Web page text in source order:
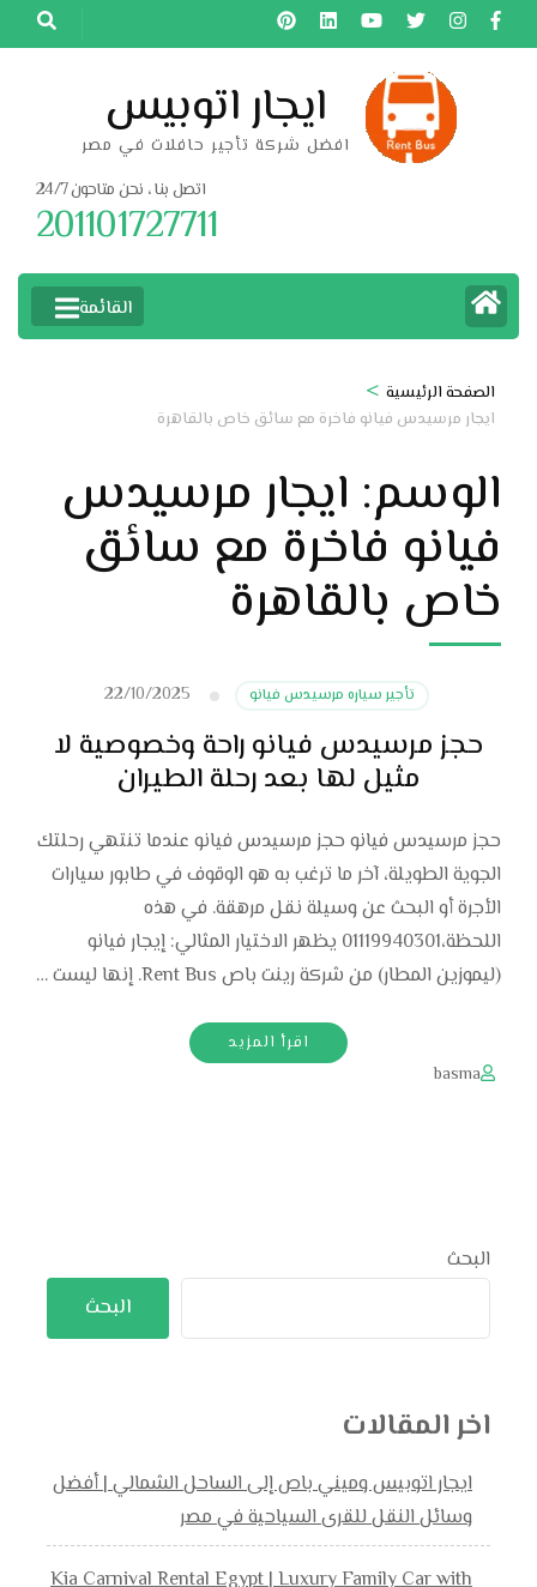
تخطى
إلى
ايجار اتوبيس
افضل شركة تأجير حافلات في مصر
اتصل بنا ، نحن متاحون 24/7
201101727711
القائمة
الصفحة الرئيسية >
ايجار مرسيدس فيانو فاخرة مع سائق خاص بالقاهرة
الوسم: ايجار مرسيدس
فيانو فاخرة مع سائق
خاص بالقاهرة
تأجير سياره مرسيدس فيانو 22/10/2025
حجز مرسيدس فيانو راحة وخصوصية لا
مثيل لها بعد رحلة الطيران
حجز مرسيدس فيانو حجز مرسيدس فيانو عندما تنتهي رحلتك
الجوية الطويلة، آخر ما ترغب به هو الوقوف في طابور سيارات
الأجرة أو البحث عن وسيلة نقل مرهقة. في هذه
اللحظة،01119940301 يظهر الاختيار المثالي: إيجار فيانو
(ليموزين المطار) من شركة رينت باص Rent Bus. إنها ليست …
اقرأ المزيد
basma
البحث
البحث
اخر المقالات
ايجار اتوبيس وميني باص إلى الساحل الشمالي | أفضل
وسائل النقل للقرى السياحية في مصر
Kia Carnival Rental Egypt | Luxury Family Car with